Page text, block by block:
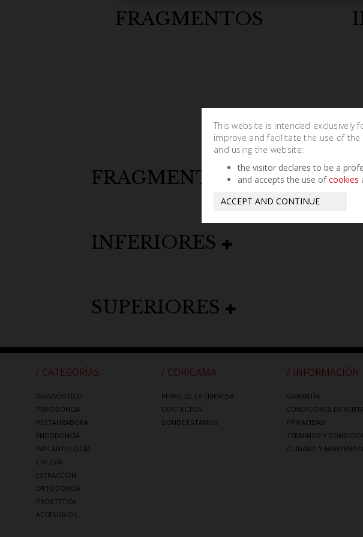
FRAGMENTOS
FRAGMENTOS
INFERIORES
SUPERIORES
/ CATEGORÍAS
DIAGNÓSTICO
PERIODONCIA
RESTAURADORA
ENDODONCIA
IMPLANTOLOGÍA
CIRUGÍA
EXTRACCIÓN
ORTODONCIA
PROSTÉTICA
ACCESORIOS
/ CORICAMA
PERFIL DE LA EMPRESA
CONTACTOS
DONDE ESTAMOS
/ INFORMACIÓN
GARANTÍA
CONDICIONES DE
PRIVACIDAD
TÉRMINOS Y
CUIDADO Y
This website is intended
improve and facilitate the use of
and using the website:
the visitor declares to be a
and accepts the use ofcookies
ACCEPT AND CONTINUE